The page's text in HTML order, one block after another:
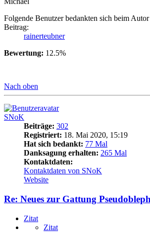
Folgende Benutzer bedankten sich beim Autor
Beitrag:
rainerteubner
Bewertung: 12.5%
Nach oben
SNoK
Beiträge: 302
Registriert: 18. Mai 2020, 15:19
Hat sich bedankt: 77 Mal
Danksagung erhalten: 265 Mal
Kontaktdaten:
Kontaktdaten von SNoK
Website
Re: Neues zur Gattung
Zitat
Zitat